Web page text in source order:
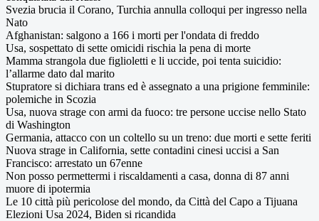
Svezia brucia il Corano, Turchia annulla colloqui per ingresso nella
Nato
Afghanistan: salgono a 166 i morti per l'ondata di freddo
Usa, sospettato di sette omicidi rischia la pena di morte
Mamma strangola due figlioletti e li uccide, poi tenta suicidio:
l’allarme dato dal marito
Stupratore si dichiara trans ed è assegnato a una prigione femminile:
polemiche in Scozia
Usa, nuova strage con armi da fuoco: tre persone uccise nello Stato
di Washington
Germania, attacco con un coltello su un treno: due morti e sette feriti
Nuova strage in California, sette contadini cinesi uccisi a San
Francisco: arrestato un 67enne
Non posso permettermi i riscaldamenti a casa, donna di 87 anni
muore di ipotermia
Le 10 città più pericolose del mondo, da Città del Capo a Tijuana
Elezioni Usa 2024, Biden si ricandida